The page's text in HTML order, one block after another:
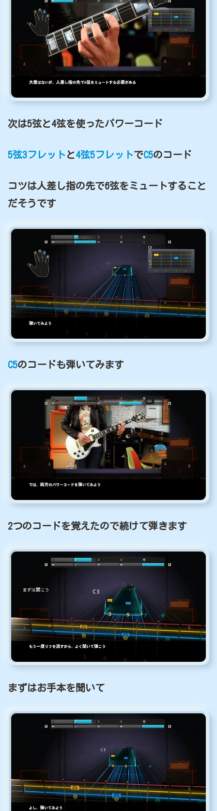
次は5弦と4弦を使ったパワーコード
5弦3フレット と4弦5フレットでC5のコード
コツは人差し指の先で6弦をミュートすること
だそうです
C5のコードも弾いてみます
2つのコードを覚えたので続けて弾きます
まずはお手本を聞いて